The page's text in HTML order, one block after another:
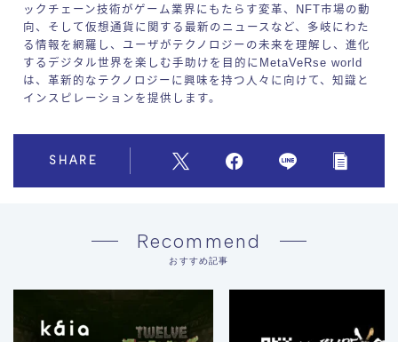
ックチェーン技術がゲーム業界にもたらす変革、NFT市場の動
向、そして仮想通貨に関する最新のニュースなど、多岐にわた
る情報を網羅し、ユーザがテクノロジーの未来を理解し、進化
するデジタル世界を楽しむ手助けを目的にMetaVeRse world
は、革新的なテクノロジーに興味を持つ人々に向けて、知識と
インスピレーションを提供します。
SHARE
Recommend
おすすめ記事